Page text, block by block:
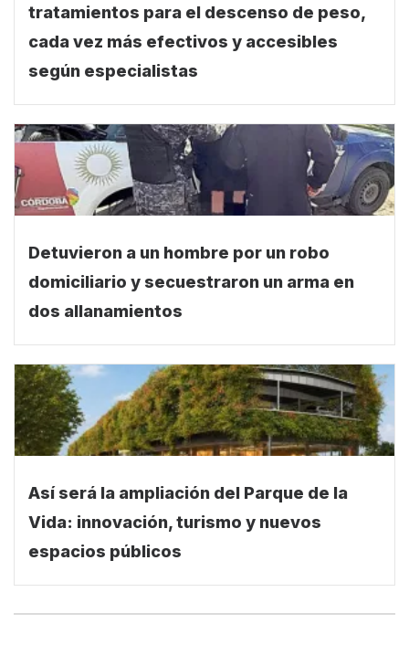
tratamientos para el descenso de peso,
cada vez más efectivos y accesibles
según especialistas
Detuvieron a un hombre por un robo
domiciliario y secuestraron un arma en
dos allanamientos
Así será la ampliación del Parque de la
Vida: innovación, turismo y nuevos
espacios públicos